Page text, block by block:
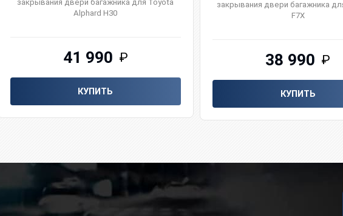
закрывания двери багажника для Toyota
Alphard H30
41 990 ₽
КУПИТЬ
закрывания двери багажника
F7X
38 990 ₽
КУПИТЬ